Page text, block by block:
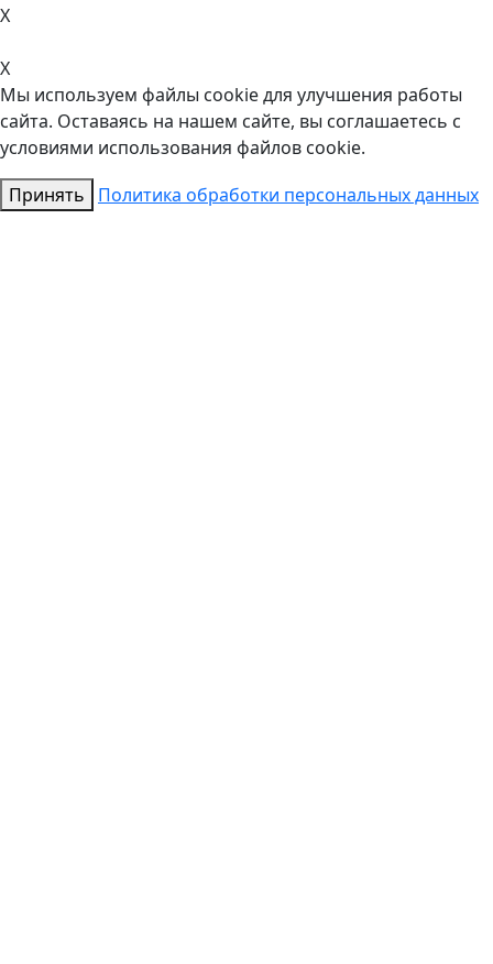
X
X
Мы используем файлы cookie для улучшения работы
сайта. Оставаясь на нашем сайте, вы соглашаетесь с
условиями использования файлов cookie.
Принять
Политика обработки персональных данных